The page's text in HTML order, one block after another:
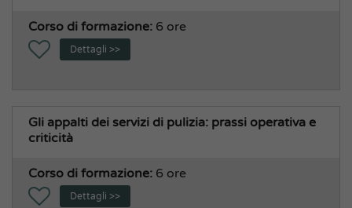
Corso di formazione: 6 ore
Dettagli >>
Gli appalti dei servizi di pulizia: prassi operativa e
criticità
Corso di formazione: 6 ore
Dettagli >>